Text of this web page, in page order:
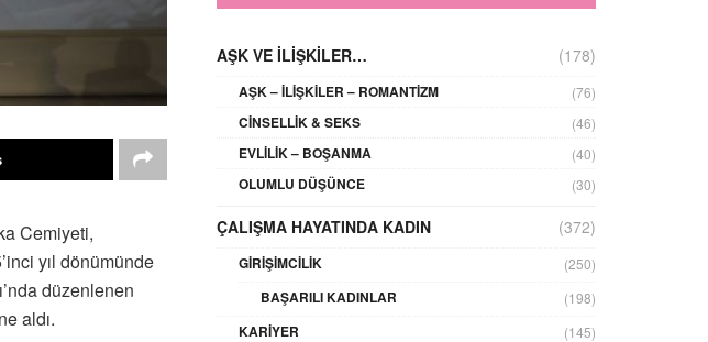
Cemiyeti,
yıl dönümünde
düzenlenen
aldı.
AŞK VE İLIŞKILER… (178)
AŞK – İLIŞKILER – ROMANTIZM (76)
CINSELLIK & SEKS (46)
EVLILIK – BOŞANMA (40)
OLUMLU DÜŞÜNCE (30)
ÇALIŞMA HAYATINDA KADIN (372)
GIRIŞIMCILIK (250)
BAŞARILI KADINLAR (198)
KARIYER (145)